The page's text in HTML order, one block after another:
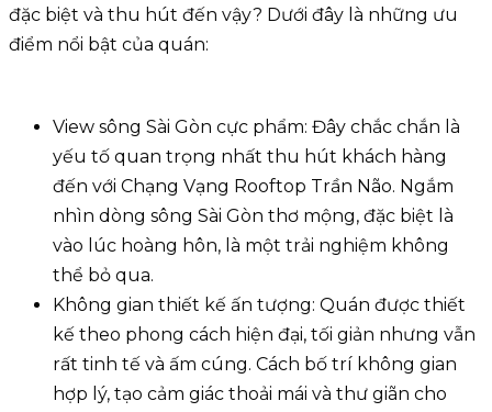
đặc biệt và thu hút đến vậy? Dưới đây là những ưu
điểm nổi bật của quán:
View sông Sài Gòn cực phẩm: Đây chắc chắn là
yếu tố quan trọng nhất thu hút khách hàng
đến với Chạng Vạng Rooftop Trần Não. Ngắm
nhìn dòng sông Sài Gòn thơ mộng, đặc biệt là
vào lúc hoàng hôn, là một trải nghiệm không
thể bỏ qua.
Không gian thiết kế ấn tượng: Quán được thiết
kế theo phong cách hiện đại, tối giản nhưng vẫn
rất tinh tế và ấm cúng. Cách bố trí không gian
hợp lý, tạo cảm giác thoải mái và thư giãn cho